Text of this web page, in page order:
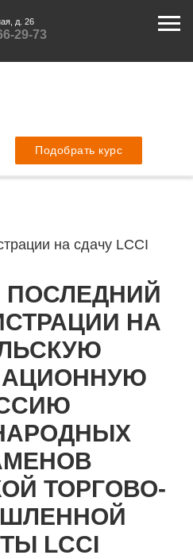
29-73
д. 26
Подобрать курс
на сдачу LCCI
ПОСЛЕДНИЙ
НА
ТОРГОВО-
LCCI